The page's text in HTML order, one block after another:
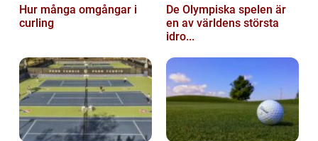
Hur många omgångar i
curling
De Olympiska spelen är
en av världens största
idro...